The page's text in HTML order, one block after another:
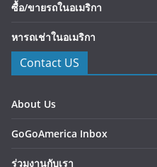
ซื้อ/ขายรถในอเมริกา
หารถเช่าในอเมริกา
Contact US
About Us
GoGoAmerica Inbox
ร่วมงานกับเรา